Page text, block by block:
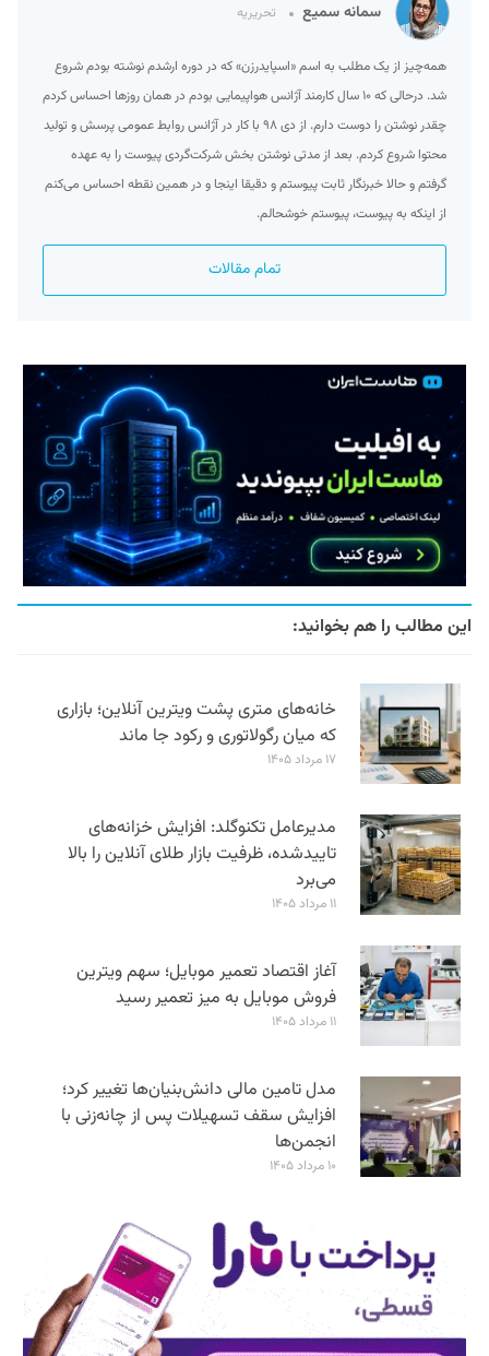
سمانه سمیع تحریریه
همه‌چیز از یک مطلب به اسم «اسپایدرزن» که در دوره ارشدم نوشته بودم شروع
شد. درحالی که ۱۰ سال کارمند آژانس هواپیمایی بودم در همان روزها احساس کردم
چقدر نوشتن را دوست دارم. از دی ۹۸ با کار در آژانس روابط عمومی پرسش و تولید
محتوا شروع کردم. بعد از مدتی نوشتن بخش شرکت‌گردی پیوست را به عهده
گرفتم و حالا خبرنگار ثابت پیوستم و دقیقا اینجا و در همین نقطه احساس می‌کنم
از اینکه به پیوست، پیوستم خوشحالم.
تمام مقالات
این مطالب را هم بخوانید:
خانه‌های متری پشت ویترین آنلاین؛ بازاری
که میان رگولاتوری و رکود جا ماند
۱۷ مرداد ۱۴۰۵
مدیرعامل تکنوگلد: افزایش خزانه‌های
تاییدشده، ظرفیت بازار طلای آنلاین را بالا
می‌برد
۱۱ مرداد ۱۴۰۵
آغاز اقتصاد تعمیر موبایل؛ سهم ویترین
فروش موبایل به میز تعمیر رسید
۱۱ مرداد ۱۴۰۵
مدل تامین مالی دانش‌بنیان‌ها تغییر کرد؛
افزایش سقف تسهیلات پس از چانه‌زنی با
انجمن‌ها
۱۰ مرداد ۱۴۰۵